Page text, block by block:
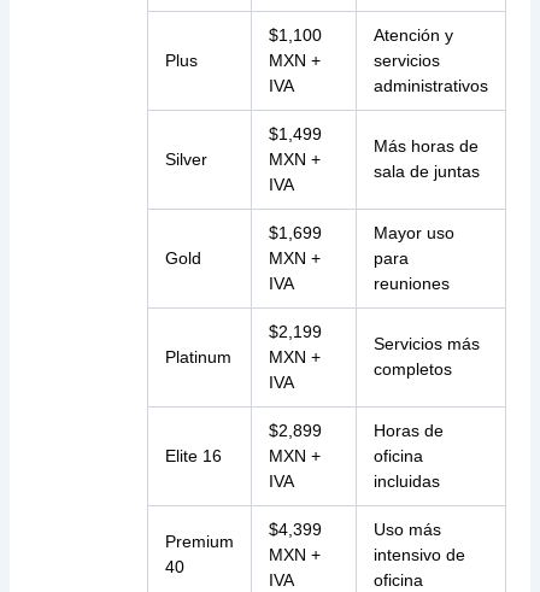
Plus
$1,100
MXN +
IVA
Atención y
servicios
administrativos
Silver
$1,499
MXN +
IVA
Más horas de
sala de juntas
Gold
$1,699
MXN +
IVA
Mayor uso
para
reuniones
Platinum
$2,199
MXN +
IVA
Servicios más
completos
Elite 16
$2,899
MXN +
IVA
Horas de
oficina
incluidas
Premium
40
$4,399
MXN +
IVA
Uso más
intensivo de
oficina